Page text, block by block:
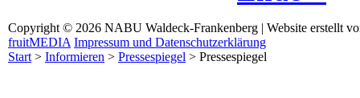
Copyright © 2026 NABU Waldeck-Frankenberg | Website erstellt
fruitMEDIA Impressum und Datenschutzerklärung
Start> Informieren > Pressespiegel > Pressespiegel